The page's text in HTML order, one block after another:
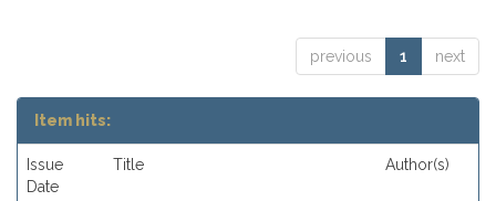
previous 1 next
Item hits:
Issue
Date
Title Author(s)